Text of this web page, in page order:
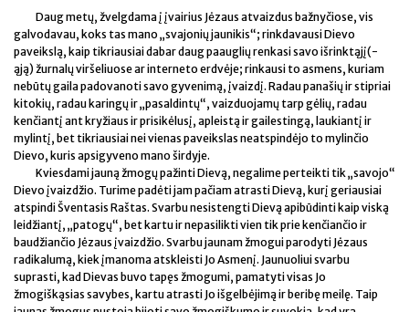
Daug metų, žvelgdama į įvairius Jėzaus atvaizdus bažnyčiose, vis
galvodavau, koks tas mano „svajonių jaunikis“; rinkdavausi Dievo
paveikslą, kaip tikriausiai dabar daug paauglių renkasi savo išrinktąjį(-
ąją) žurnalų viršeliuose ar interneto erdvėje; rinkausi to asmens, kuriam
nebūtų gaila padovanoti savo gyvenimą, įvaizdį. Radau panašių ir stipriai
kitokių, radau karingų ir „pasaldintų“, vaizduojamų tarp gėlių, radau
kenčiantį ant kryžiaus ir prisikėlusį, apleistą ir gailestingą, laukiantį ir
mylintį, bet tikriausiai nei vienas paveikslas neatspindėjo to mylinčio
Dievo, kuris apsigyveno mano širdyje.
Kviesdami jauną žmogų pažinti Dievą, negalime perteikti tik „savojo“
Dievo įvaizdžio. Turime padėti jam pačiam atrasti Dievą, kurį geriausiai
atspindi Šventasis Raštas. Svarbu nesistengti Dievą apibūdinti kaip viską
leidžiantį, „patogų“, bet kartu ir nepasilikti vien tik prie kenčiančio ir
baudžiančio Jėzaus įvaizdžio. Svarbu jaunam žmogui parodyti Jėzaus
radikalumą, kiek įmanoma atskleisti Jo Asmenį. Jaunuoliui svarbu
suprasti, kad Dievas buvo tapęs žmogumi, pamatyti visas Jo
žmogiškąsias savybes, kartu atrasti Jo išgelbėjimą ir beribę meilę. Taip